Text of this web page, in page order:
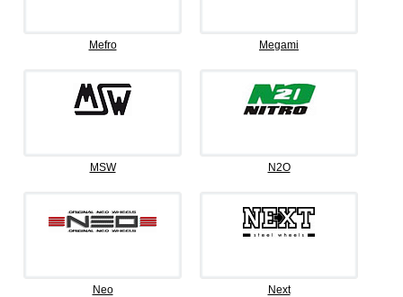
Mefro Megami
MSW N2O
Neo Next